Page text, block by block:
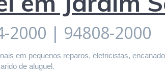
2000 | 94808-2000
em pequenos reparos, eletricistas,
de aluguel.